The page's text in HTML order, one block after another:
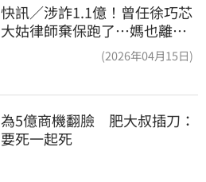
快訊／涉詐1.1億！曾任徐巧芯
大姑律師棄保跑了…媽也離
(2026年04月15日)
為5億商機翻臉　肥大叔插刀：
要死一起死